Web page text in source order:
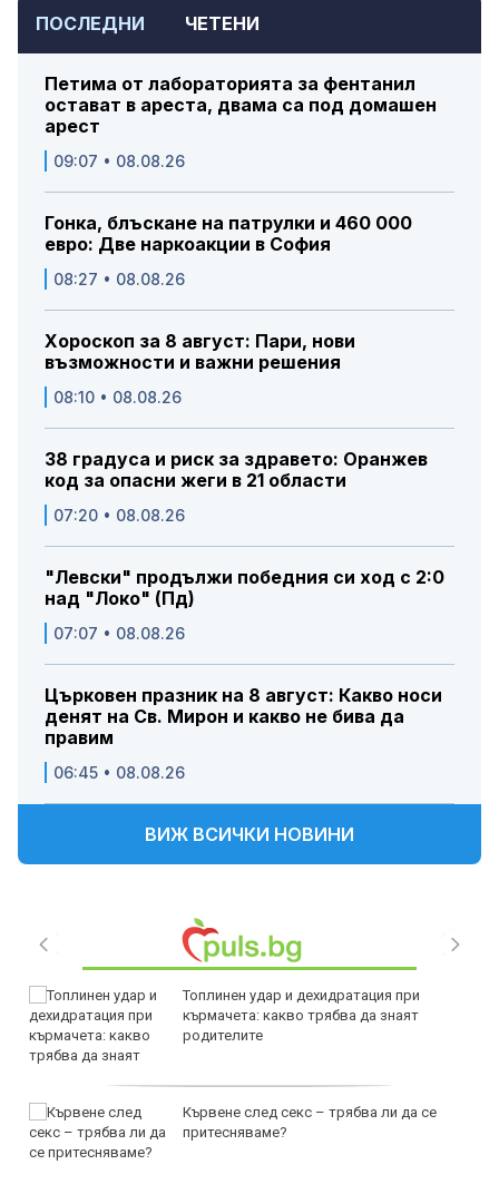
ПОСЛЕДНИ ЧЕТЕНИ
Петима от лабораторията за фентанил
остават в ареста, двама са под домашен
арест
09:07 • 08.08.26
Гонка, блъскане на патрулки и 460 000
евро: Две наркоакции в София
08:27 • 08.08.26
Хороскоп за 8 август: Пари, нови
възможности и важни решения
08:10 • 08.08.26
38 градуса и риск за здравето: Оранжев
код за опасни жеги в 21 области
07:20 • 08.08.26
"Левски" продължи победния си ход с 2:0
над "Локо" (Пд)
07:07 • 08.08.26
Църковен празник на 8 август: Какво носи
денят на Св. Мирон и какво не бива да
правим
06:45 • 08.08.26
ВИЖ ВСИЧКИ НОВИНИ
Топлинен удар и дехидратация при
кърмачета: какво трябва да знаят
родителите
Кървене след секс – трябва ли да се
притесняваме?